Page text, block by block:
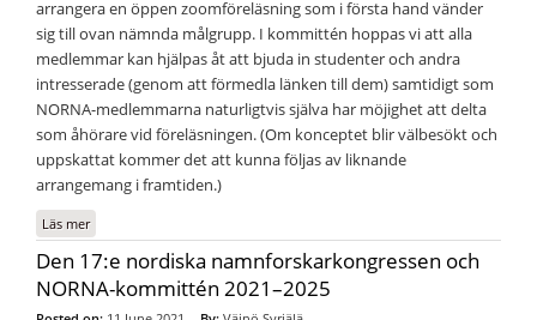
arrangera en öppen zoomföreläsning som i första hand vänder
sig till ovan nämnda målgrupp. I kommittén hoppas vi att alla
medlemmar kan hjälpas åt att bjuda in studenter och andra
intresserade (genom att förmedla länken till dem) samtidigt som
NORNA-medlemmarna naturligtvis själva har möjighet att delta
som åhörare vid föreläsningen. (Om konceptet blir välbesökt och
uppskattat kommer det att kunna följas av liknande
arrangemang i framtiden.)
Läs merom Digital NORNA-föreläsning: 1/11 2021 Katrine Kehlet Bechsgaard
Den 17:e nordiska namnforskarkongressen och
NORNA-kommittén 2021–2025